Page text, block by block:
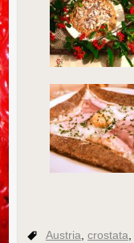
Austria, crostata,